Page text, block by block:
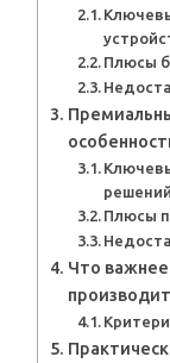
Плюсы
решений
Плюсы
Что